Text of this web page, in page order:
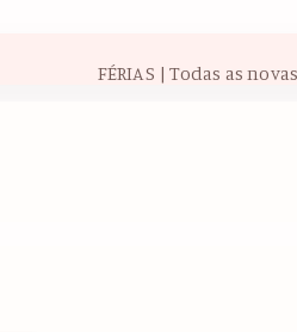
FÉRIAS | Todas as